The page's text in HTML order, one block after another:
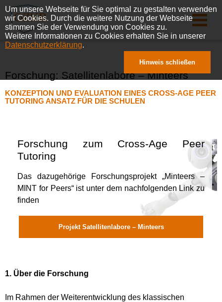
Forschung: Satellitenlabore – Minteers
KONZEPTION UND EVALUATION EINES CROSS-AGE PEER
TUTORING ANSATZ FÜR DIE SCHULEN
Forschung zum Cross-Age Peer
Tutoring
Das dazugehörige Forschungsprojekt „Minteers –
MINT for Peers“ ist unter dem nachfolgenden Link zu
finden
Projekt Satellitenlabore – Minteers
1. Über die Forschung
Im Rahmen der Weiterentwicklung des klassischen
Um unsere Webseite für Sie optimal zu gestalten verwenden
wir Cookies. Durch die weitere Nutzung der Webseite
stimmen Sie der Verwendung von Cookies zu.
Weitere Informationen zu Cookies erhalten Sie in unserer
Datenschutzerklärung.
Hinweis schließen